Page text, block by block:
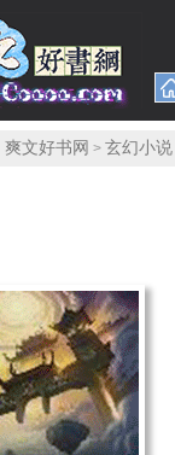
爽文好书网 > 玄幻小说